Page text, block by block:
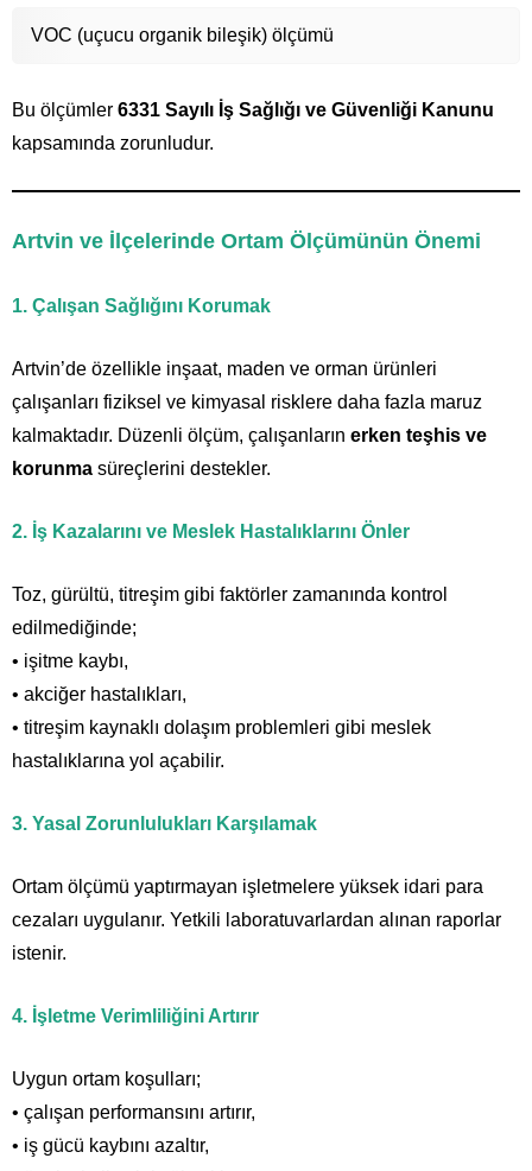
VOC (uçucu organik bileşik) ölçümü
Bu ölçümler 6331 Sayılı İş Sağlığı ve Güvenliği Kanunu
kapsamında zorunludur.
Artvin ve İlçelerinde Ortam Ölçümünün Önemi
1. Çalışan Sağlığını Korumak
Artvin’de özellikle inşaat, maden ve orman ürünleri
çalışanları fiziksel ve kimyasal risklere daha fazla maruz
kalmaktadır. Düzenli ölçüm, çalışanların erken teşhis ve
korunma süreçlerini destekler.
2. İş Kazalarını ve Meslek Hastalıklarını Önler
Toz, gürültü, titreşim gibi faktörler zamanında kontrol
edilmediğinde;
• işitme kaybı,
• akciğer hastalıkları,
• titreşim kaynaklı dolaşım problemleri gibi meslek
hastalıklarına yol açabilir.
3. Yasal Zorunlulukları Karşılamak
Ortam ölçümü yaptırmayan işletmelere yüksek idari para
cezaları uygulanır. Yetkili laboratuvarlardan alınan raporlar
istenir.
4. İşletme Verimliliğini Artırır
Uygun ortam koşulları;
• çalışan performansını artırır,
• iş gücü kaybını azaltır,